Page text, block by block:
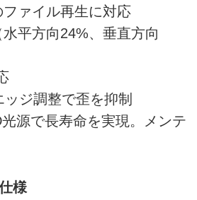
ファイル再生に対応
水平方向24%、垂直方向
ッジ調整で歪を抑制
光源で長寿命を実現。メンテ
様